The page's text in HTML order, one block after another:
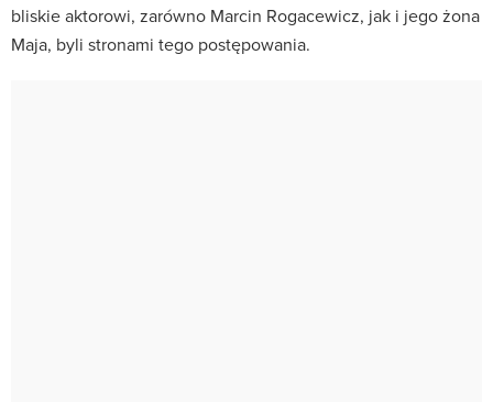
bliskie aktorowi, zarówno Marcin Rogacewicz, jak i jego żona
Maja, byli stronami tego postępowania.